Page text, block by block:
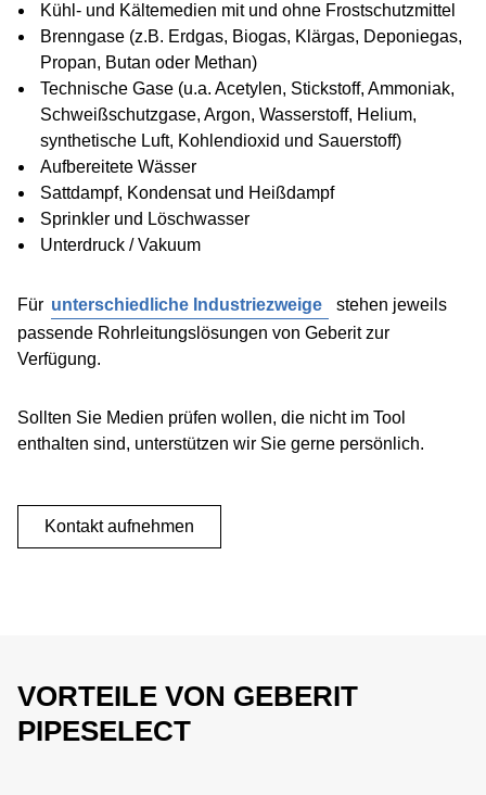
Kühl- und Kältemedien mit und ohne Frostschutzmittel
Brenngase (z.B. Erdgas, Biogas, Klärgas, Deponiegas,
Propan, Butan oder Methan)
Technische Gase (u.a. Acetylen, Stickstoff, Ammoniak,
Schweißschutzgase, Argon, Wasserstoff, Helium,
synthetische Luft, Kohlendioxid und Sauerstoff)
Aufbereitete Wässer
Sattdampf, Kondensat und Heißdampf
Sprinkler und Löschwasser
Unterdruck / Vakuum
Für unterschiedliche Industriezweige
stehen jeweils
passende Rohrleitungslösungen von Geberit zur
Verfügung.
Sollten Sie Medien prüfen wollen, die nicht im Tool
enthalten sind, unterstützen wir Sie gerne persönlich.
Kontakt aufnehmen
VORTEILE VON GEBERIT
PIPESELECT